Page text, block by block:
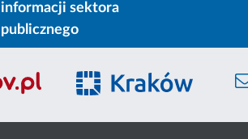
informacji sektora
publicznego